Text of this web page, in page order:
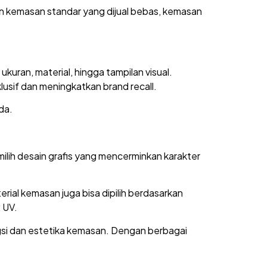
standar yang dijual bebas, kemasan
material, hingga tampilan visual.
dan meningkatkan brand recall.
desain grafis yang mencerminkan karakter
kemasan juga bisa dipilih berdasarkan
dan estetika kemasan. Dengan berbagai